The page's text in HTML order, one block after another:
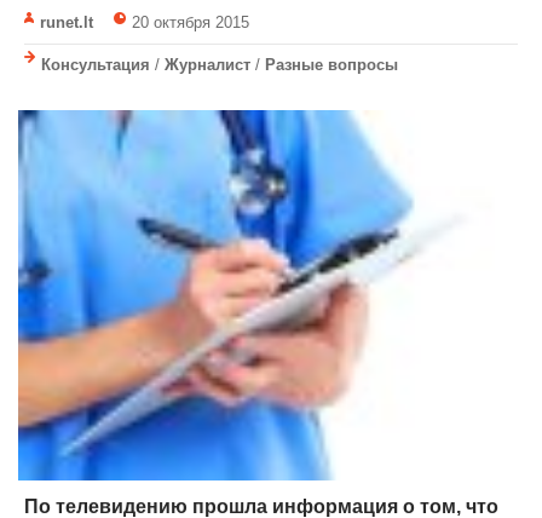
runet.lt 20 октября 2015
Консультация / Журналист / Разные вопросы
По телевидению прошла информация о том, что